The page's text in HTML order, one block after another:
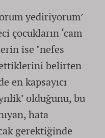
yediriyorum’
çocukların ‘cam
ise "nefes
belirten
en kapsayıcı
olduğunu, bu
hata
gerektiğinde